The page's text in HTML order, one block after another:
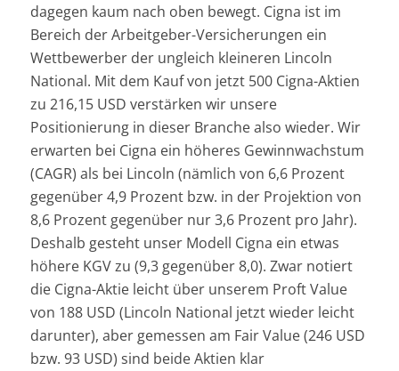
dagegen kaum nach oben bewegt. Cigna ist im
Bereich der Arbeitgeber-Versicherungen ein
Wettbewerber der ungleich kleineren Lincoln
National. Mit dem Kauf von jetzt 500 Cigna-Aktien
zu 216,15 USD verstärken wir unsere
Positionierung in dieser Branche also wieder. Wir
erwarten bei Cigna ein höheres Gewinnwachstum
(CAGR) als bei Lincoln (nämlich von 6,6 Prozent
gegenüber 4,9 Prozent bzw. in der Projektion von
8,6 Prozent gegenüber nur 3,6 Prozent pro Jahr).
Deshalb gesteht unser Modell Cigna ein etwas
höhere KGV zu (9,3 gegenüber 8,0). Zwar notiert
die Cigna-Aktie leicht über unserem Proft Value
von 188 USD (Lincoln National jetzt wieder leicht
darunter), aber gemessen am Fair Value (246 USD
bzw. 93 USD) sind beide Aktien klar